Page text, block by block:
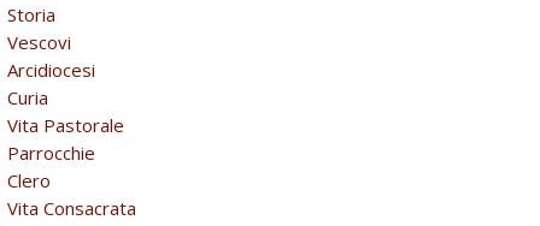
Storia
Vescovi
Arcidiocesi
Curia
Vita Pastorale
Parrocchie
Clero
Vita Consacrata